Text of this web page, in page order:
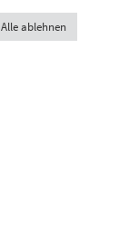
Alle ablehnen